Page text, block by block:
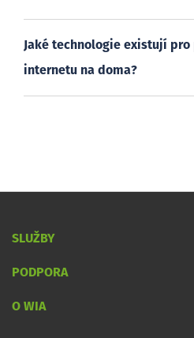
Jaké technologie existují
internetu na doma?
SLUŽBY
PODPORA
O WIA